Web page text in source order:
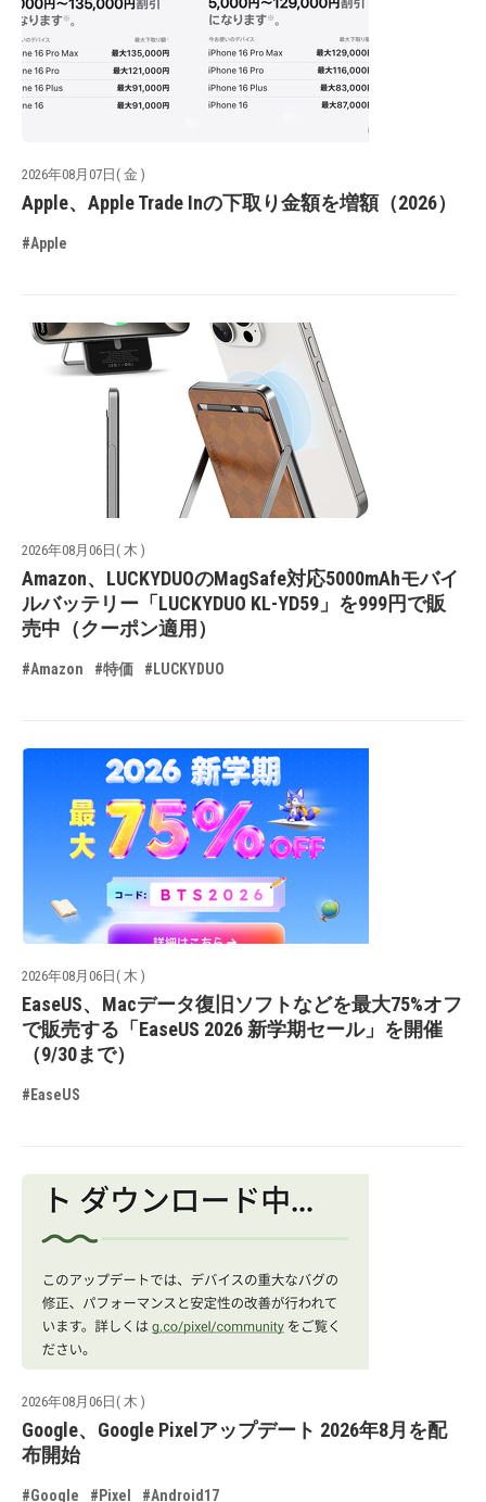
2026年08月07日( 金 )
Apple、Apple Trade Inの下取り金額を増額（2026）
#Apple
2026年08月06日( 木 )
Amazon、LUCKYDUOのMagSafe対応5000mAhモバイ
ルバッテリー「LUCKYDUO KL-YD59」を999円で販
売中（クーポン適用）
#Amazon #特価 #LUCKYDUO
2026年08月06日( 木 )
EaseUS、Macデータ復旧ソフトなどを最大75%オフ
で販売する「EaseUS 2026 新学期セール」を開催
（9/30まで）
#EaseUS
2026年08月06日( 木 )
Google、Google Pixelアップデート 2026年8月を配
布開始
#Google #Pixel #Android17